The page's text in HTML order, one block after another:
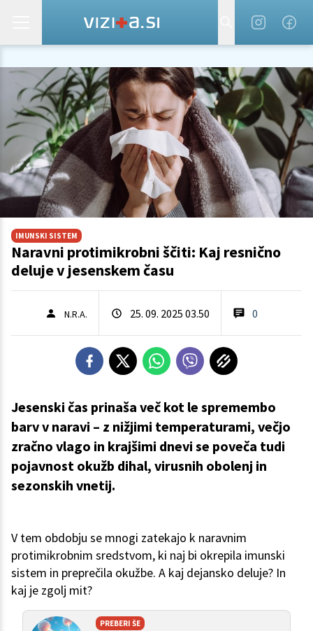
IMUNSKI SISTEM
Naravni protimikrobni ščiti: Kaj resnično
deluje v jesenskem času
N.R.A. 25. 09. 2025 03.50 0
Jesenski čas prinaša več kot le spremembo
barv v naravi – z nižjimi temperaturami, večjo
zračno vlago in krajšimi dnevi se poveča tudi
pojavnost okužb dihal, virusnih obolenj in
sezonskih vnetij.
V tem obdobju se mnogi zatekajo k naravnim
protimikrobnim sredstvom, ki naj bi okrepila imunski
sistem in preprečila okužbe. A kaj dejansko deluje? In
kaj je zgolj mit?
PREBERI ŠE